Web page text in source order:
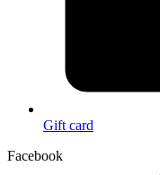
Gift card
Facebook